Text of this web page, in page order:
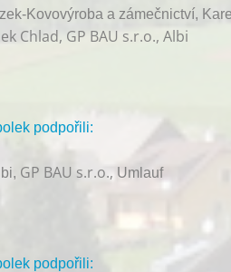
Kovovýroba a zámečnictví,
Chlad, GP BAU s.r.o., Albi
podpořili:
GP BAU s.r.o., Umlauf
podpořili: